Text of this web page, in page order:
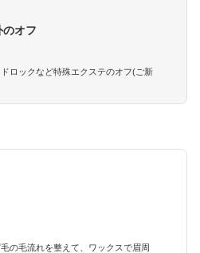
オフ
ロックなど特殊エクステのオフ(ご新
の毛流れを整えて、ワックスで眉周